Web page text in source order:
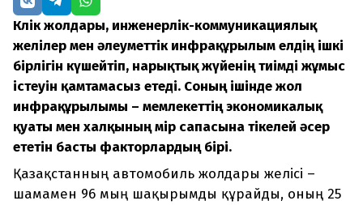
Көлік жолдары, инженерлік-коммуникациялық
желілер мен әлеуметтік инфрақұрылым елдің ішкі
бірлігін күшейтіп, нарықтық жүйенің тиімді жұмыс
істеуін қамтамасыз етеді. Соның ішінде жол
инфрақұрылымы – мемлекеттің экономикалық
қуаты мен халқының өмір сапасына тікелей әсер
ететін басты факторлардың бірі.
Қазақстанның автомобиль жолдары желісі –
шамамен 96 мың шақырымды құрайды, оның 25